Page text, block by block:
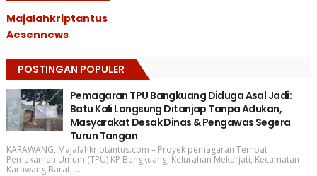
Majalahkriptantus
Aesennews
POSTINGAN POPULER
Pemagaran TPU Bangkuang Diduga Asal Jadi:
Batu Kali Langsung Ditanjap Tanpa Adukan,
Masyarakat Desak Dinas & Pengawas Segera
Turun Tangan
KARAWANG, Majalahkriptantus.com – Proyek pemagaran Tempat
Pemakaman Umum (TPU) KP Bangkuang, Kelurahan Mekarjati, Kecamatan
Karawang Barat, ...